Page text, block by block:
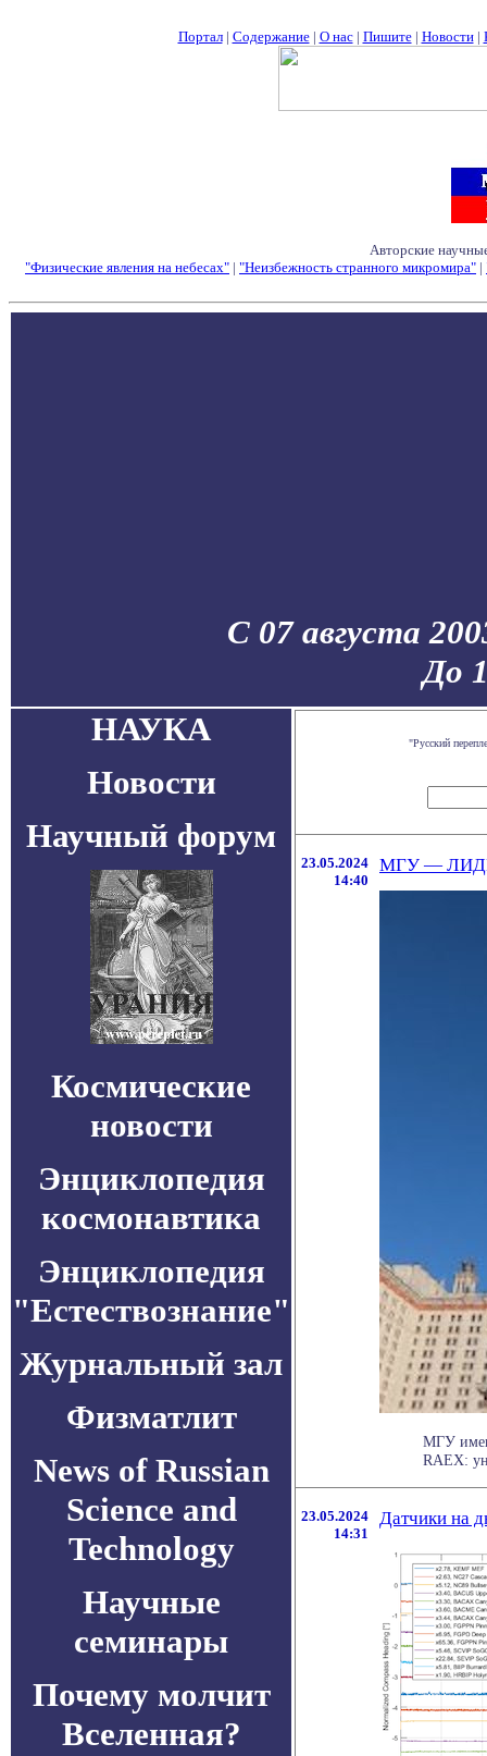
Портал| Содержание| О нас| Пишите| Новости|
Авторские
"Физические явления на небесах" | "Неизбежность странного микромира" |
С 07 августа
До
НАУКА
Новости
Научный форум
Космические
новости
Энциклопедия
космонавтика
Энциклопедия
"Естествознание"
Журнальный зал
Физматлит
News of Russian
Science and
Technology
Научные
семинары
Почему молчит
Вселенная?
"Русский
23.05.2024
14:40
МГУ —
МГУ
RAEX:
23.05.2024
14:31
Датчики на